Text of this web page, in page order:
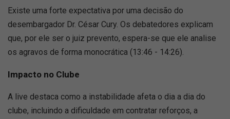
Existe uma forte expectativa por uma decisão do
desembargador Dr. César Cury. Os debatedores explicam
que, por ele ser o juiz prevento, espera-se que ele analise
os agravos de forma monocrática (13:46 - 14:26).
Impacto no Clube
A live destaca como a instabilidade afeta o dia a dia do
clube, incluindo a dificuldade em contratar reforços, a